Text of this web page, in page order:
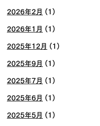
2026年2月 (1)
2026年1月 (1)
2025年12月 (1)
2025年9月 (1)
2025年7月 (1)
2025年6月 (1)
2025年5月 (1)